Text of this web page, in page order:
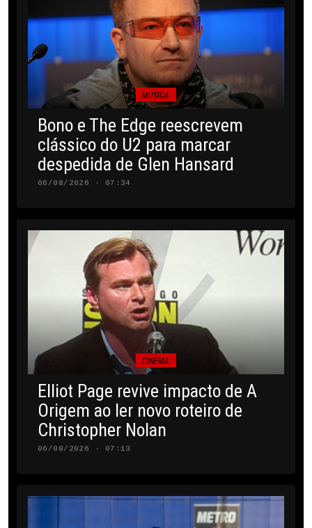
MÚSICA
Bono e The Edge reescrevem
clássico do U2 para marcar
despedida de Glen Hansard
06/08/2026 · 07:34
CINEMA
Elliot Page revive impacto de A
Origem ao ler novo roteiro de
Christopher Nolan
06/08/2026 · 07:13